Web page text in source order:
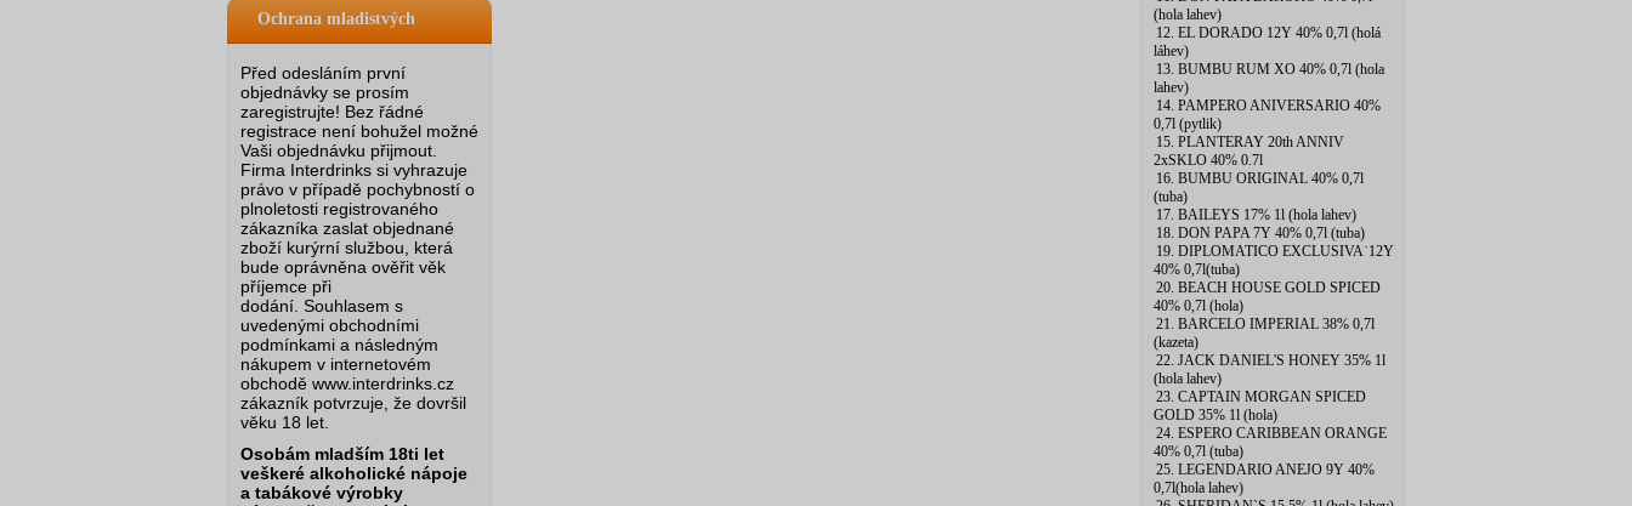
Ochrana mladistvých
Před odesláním první
objednávky se prosím
zaregistrujte! Bez řádné
registrace není bohužel možné
Vaši objednávku přijmout.
Firma Interdrinks si vyhrazuje
právo v případě pochybností o
plnoletosti registrovaného
zákazníka zaslat objednané
zboží kurýrní službou, která
bude oprávněna ověřit věk
příjemce při
dodání. Souhlasem s
uvedenými obchodními
podmínkami a následným
nákupem v internetovém
obchodě www.interdrinks.cz
zákazník potvrzuje, že dovršil
věku 18 let.
Osobám mladším 18ti let
veškeré alkoholické nápoje
a tabákové výrobky
(hola lahev)
12. EL DORADO 12Y 40% 0,7l (holá
láhev)
13. BUMBU RUM XO 40% 0,7l (hola
lahev)
14. PAMPERO ANIVERSARIO 40%
0,7l (pytlik)
15. PLANTERAY 20th ANNIV
2xSKLO 40% 0.7l
16. BUMBU ORIGINAL 40% 0,7l
(tuba)
17. BAILEYS 17% 1l (hola lahev)
18. DON PAPA 7Y 40% 0,7l (tuba)
19. DIPLOMATICO EXCLUSIVA˙12Y
40% 0,7l(tuba)
20. BEACH HOUSE GOLD SPICED
40% 0,7l (hola)
21. BARCELO IMPERIAL 38% 0,7l
(kazeta)
22. JACK DANIEL'S HONEY 35% 1l
(hola lahev)
23. CAPTAIN MORGAN SPICED
GOLD 35% 1l (hola)
24. ESPERO CARIBBEAN ORANGE
40% 0,7l (tuba)
25. LEGENDARIO ANEJO 9Y 40%
0,7l(hola lahev)